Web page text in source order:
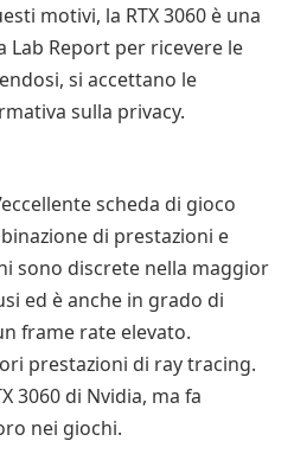
motivi, la RTX 3060 è una
Lab Report per ricevere le
si accettano le
sulla privacy.
scheda di gioco
di prestazioni e
sono discrete nella maggior
ed è anche in grado di
frame rate elevato.
prestazioni di ray tracing.
3060 di Nvidia, ma fa
nei giochi.